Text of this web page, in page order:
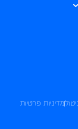
מדיניות פרטיות